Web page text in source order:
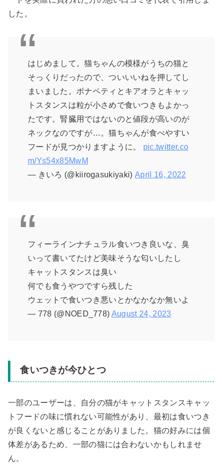
した。
はじめまして。猫ちゃんの模様がうちの猫と
そっくりだったので、ついいいねを押してし
まいました。ボナペティとキアオラとキャッ
トスタンスは粒が小さめで食いつきもよかっ
たです。腎臓用ではないのと値段が高いのが
ネックなのですが…。猫ちゃんが食べやすい
フードが見つかりますように。 pic.twitter.co
m/Ys54x85MwM
— きいろ (@kiirogasukiyaki) April 16, 2022
フィーラインナチュラル食いつき良いな、臭
いって書いてたけど美味そうな匂いしたし
キャットスタンスは臭い
何でも食うやつですら残した
ウェットで食いつき悪いとかなかなか無いよ
— 778 (@NOED_778) August 24, 2023
食いつきが今ひとつ
一部のユーザーは、自分の猫がキャットスタンスキャッ
トフードの味に慣れない可能性があり、最初は食いつき
が良くないと感じることがありました。猫の好みには個
体差があるため、一部の猫には合わないかもしれませ
ん。